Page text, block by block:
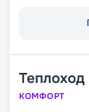
Теплоход
КОМФОРТ